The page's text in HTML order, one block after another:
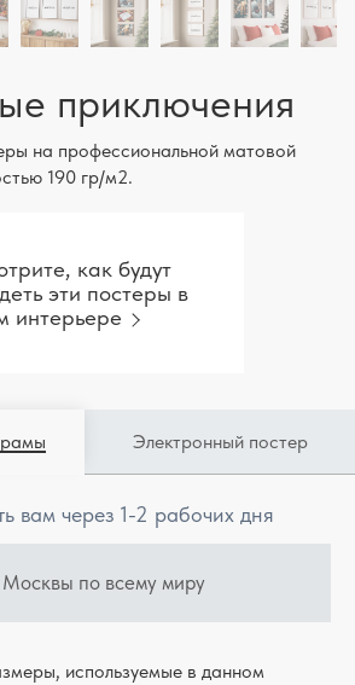
приключения
на профессиональной матовой
190 гр/м2.
как будут
эти постеры в
интерьере
рамы Электронный постер
вам через 1-2 рабочих дня
Москвы по всему миру
используемые в данном